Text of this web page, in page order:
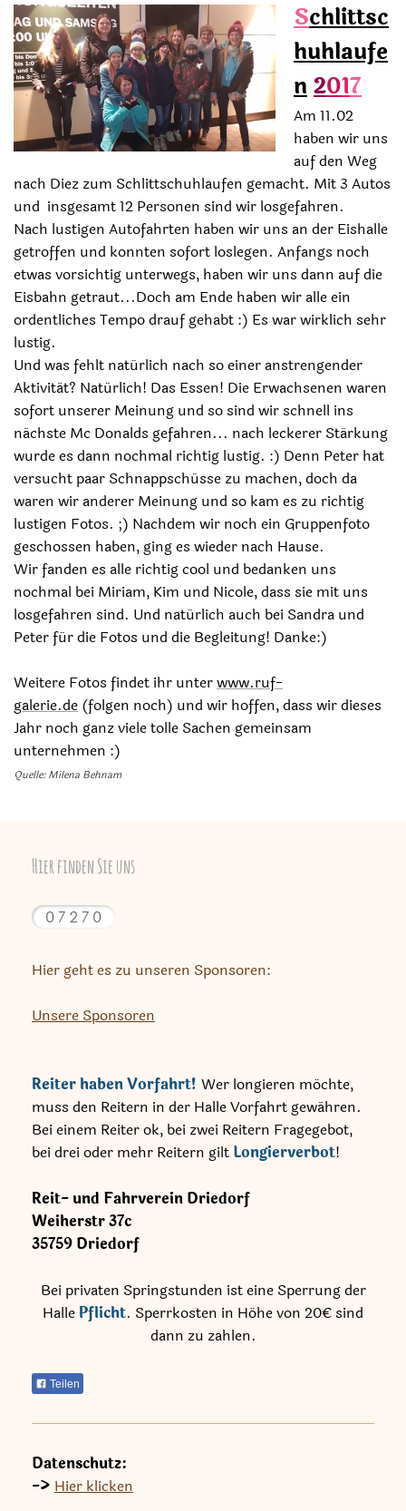
Schlittsc
huhlaufe
n2017
Am 11.02
haben wir uns
auf den Weg
nach Diez zum Schlittschuhlaufen gemacht. Mit 3 Autos
und insgesamt 12 Personen sind wir losgefahren.
Nach lustigen Autofahrten haben wir uns an der Eishalle
getroffen und konnten sofort loslegen. Anfangs noch
etwas vorsichtig unterwegs, haben wir uns dann auf die
Eisbahn getraut...Doch am Ende haben wir alle ein
ordentliches Tempo drauf gehabt :) Es war wirklich sehr
lustig.
Und was fehlt natürlich nach so einer anstrengender
Aktivität? Natürlich! Das Essen! Die Erwachsenen waren
sofort unserer Meinung und so sind wir schnell ins
nächste Mc Donalds gefahren... nach leckerer Stärkung
wurde es dann nochmal richtig lustig. :) Denn Peter hat
versucht paar Schnappschüsse zu machen, doch da
waren wir anderer Meinung und so kam es zu richtig
lustigen Fotos. ;) Nachdem wir noch ein Gruppenfoto
geschossen haben, ging es wieder nach Hause.
Wir fanden es alle richtig cool und bedanken uns
nochmal bei Miriam, Kim und Nicole, dass sie mit uns
losgefahren sind. Und natürlich auch bei Sandra und
Peter für die Fotos und die Begleitung! Danke:)
Weitere Fotos findet ihr unterwww.ruf-
galerie.de (folgen noch) und wir hoffen, dass wir dieses
Jahr noch ganz viele tolle Sachen gemeinsam
unternehmen :)
Quelle: Milena Behnam
Hier finden Sie uns
Hier geht es zu unseren Sponsoren:
Unsere Sponsoren
Reiter haben Vorfahrt! Wer longieren möchte,
muss den Reitern in der Halle Vorfahrt gewähren.
Bei einem Reiter ok, bei zwei Reitern Fragegebot,
bei drei oder mehr Reitern gilt Longierverbot!
Reit- und Fahrverein Driedorf
Weiherstr37c
35759 Driedorf
Bei privaten Springstunden ist eine Sperrung der
Halle Pflicht. Sperrkosten in Höhe von 20€ sind
dann zu zahlen.
Teilen
Datenschutz:
-> Hier klicken